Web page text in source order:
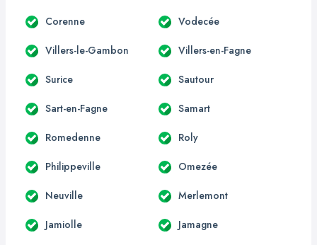
Corenne Vodecée
Villers-le-Gambon Villers-en-Fagne
Surice Sautour
Sart-en-Fagne Samart
Romedenne Roly
Philippeville Omezée
Neuville Merlemont
Jamiolle Jamagne